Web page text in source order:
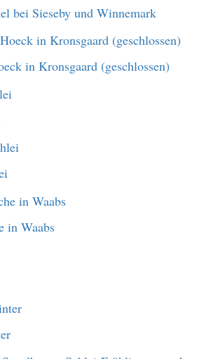
bei Sieseby und Winnemark
in Kronsgaard (geschlossen)
in Waabs